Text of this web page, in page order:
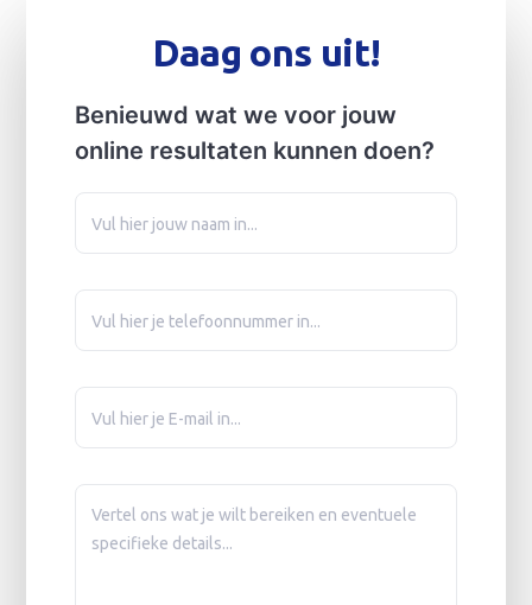
Daag ons uit!
Benieuwd wat we voor jouw
online resultaten kunnen doen?